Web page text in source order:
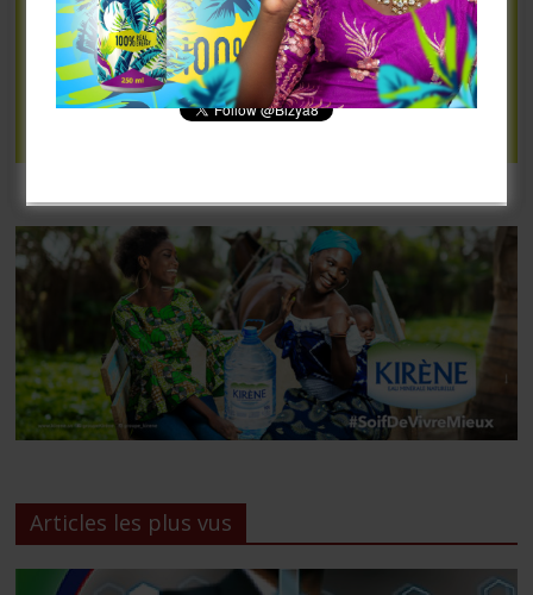
Articles les plus vus
[mailpoet_form id= »3″]